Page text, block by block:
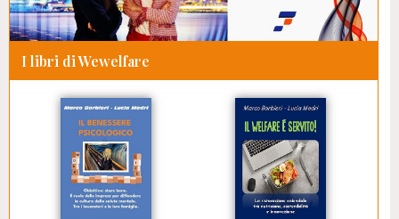
I libri di Wewelfare